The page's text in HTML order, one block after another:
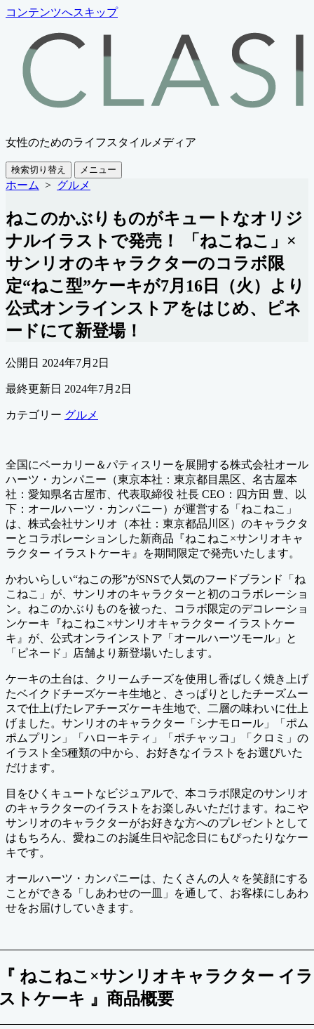
コンテンツへスキップ
女性のためのライフスタイルメディア
検索切り替え メニュー
ホーム > グルメ
ねこのかぶりものがキュートなオリジ
ナルイラストで発売！ 「ねこねこ」×
サンリオのキャラクターのコラボ限
定“ねこ型”ケーキが7月16日（火）より
公式オンラインストアをはじめ、ピネ
ードにて新登場！
公開日 2024年7月2日
最終更新日 2024年7月2日
カテゴリー グルメ
全国にベーカリー＆パティスリーを展開する株式会社オール
ハーツ・カンパニー（東京本社：東京都目黒区、名古屋本
社：愛知県名古屋市、代表取締役 社長 CEO：四方田 豊、以
下：オールハーツ・カンパニー）が運営する「ねこねこ」
は、株式会社サンリオ（本社：東京都品川区）のキャラクタ
ーとコラボレーションした新商品『ねこねこ×サンリオキャ
ラクター イラストケーキ』を期間限定で発売いたします。
かわいらしい“ねこの形”がSNSで人気のフードブランド「ね
こねこ」が、サンリオのキャラクターと初のコラボレーショ
ン。ねこのかぶりものを被った、コラボ限定のデコレーショ
ンケーキ『ねこねこ×サンリオキャラクター イラストケー
キ』が、公式オンラインストア「オールハーツモール」と
「ピネード」店舗より新登場いたします。
ケーキの土台は、クリームチーズを使用し香ばしく焼き上げ
たベイクドチーズケーキ生地と、さっぱりとしたチーズムー
スで仕上げたレアチーズケーキ生地で、二層の味わいに仕上
げました。サンリオのキャラクター「シナモロール」「ポム
ポムプリン」「ハローキティ」「ポチャッコ」「クロミ」の
イラスト全5種類の中から、お好きなイラストをお選びいた
だけます。
目をひくキュートなビジュアルで、本コラボ限定のサンリオ
のキャラクターのイラストをお楽しみいただけます。ねこや
サンリオのキャラクターがお好きな方へのプレゼントとして
はもちろん、愛ねこのお誕生日や記念日にもぴったりなケー
キです。
オールハーツ・カンパニーは、たくさんの人々を笑顔にする
ことができる「しあわせの一皿」を通して、お客様にしあわ
せをお届けしていきます。
ねこねこ×サンリオキャラクター イラ
トケーキ 』商品概要